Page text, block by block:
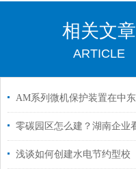
相关文章
ARTICLE
浅谈如何创建水电节约型校